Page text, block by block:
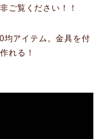
ご覧ください！！
均アイテム。金具を付
れる！